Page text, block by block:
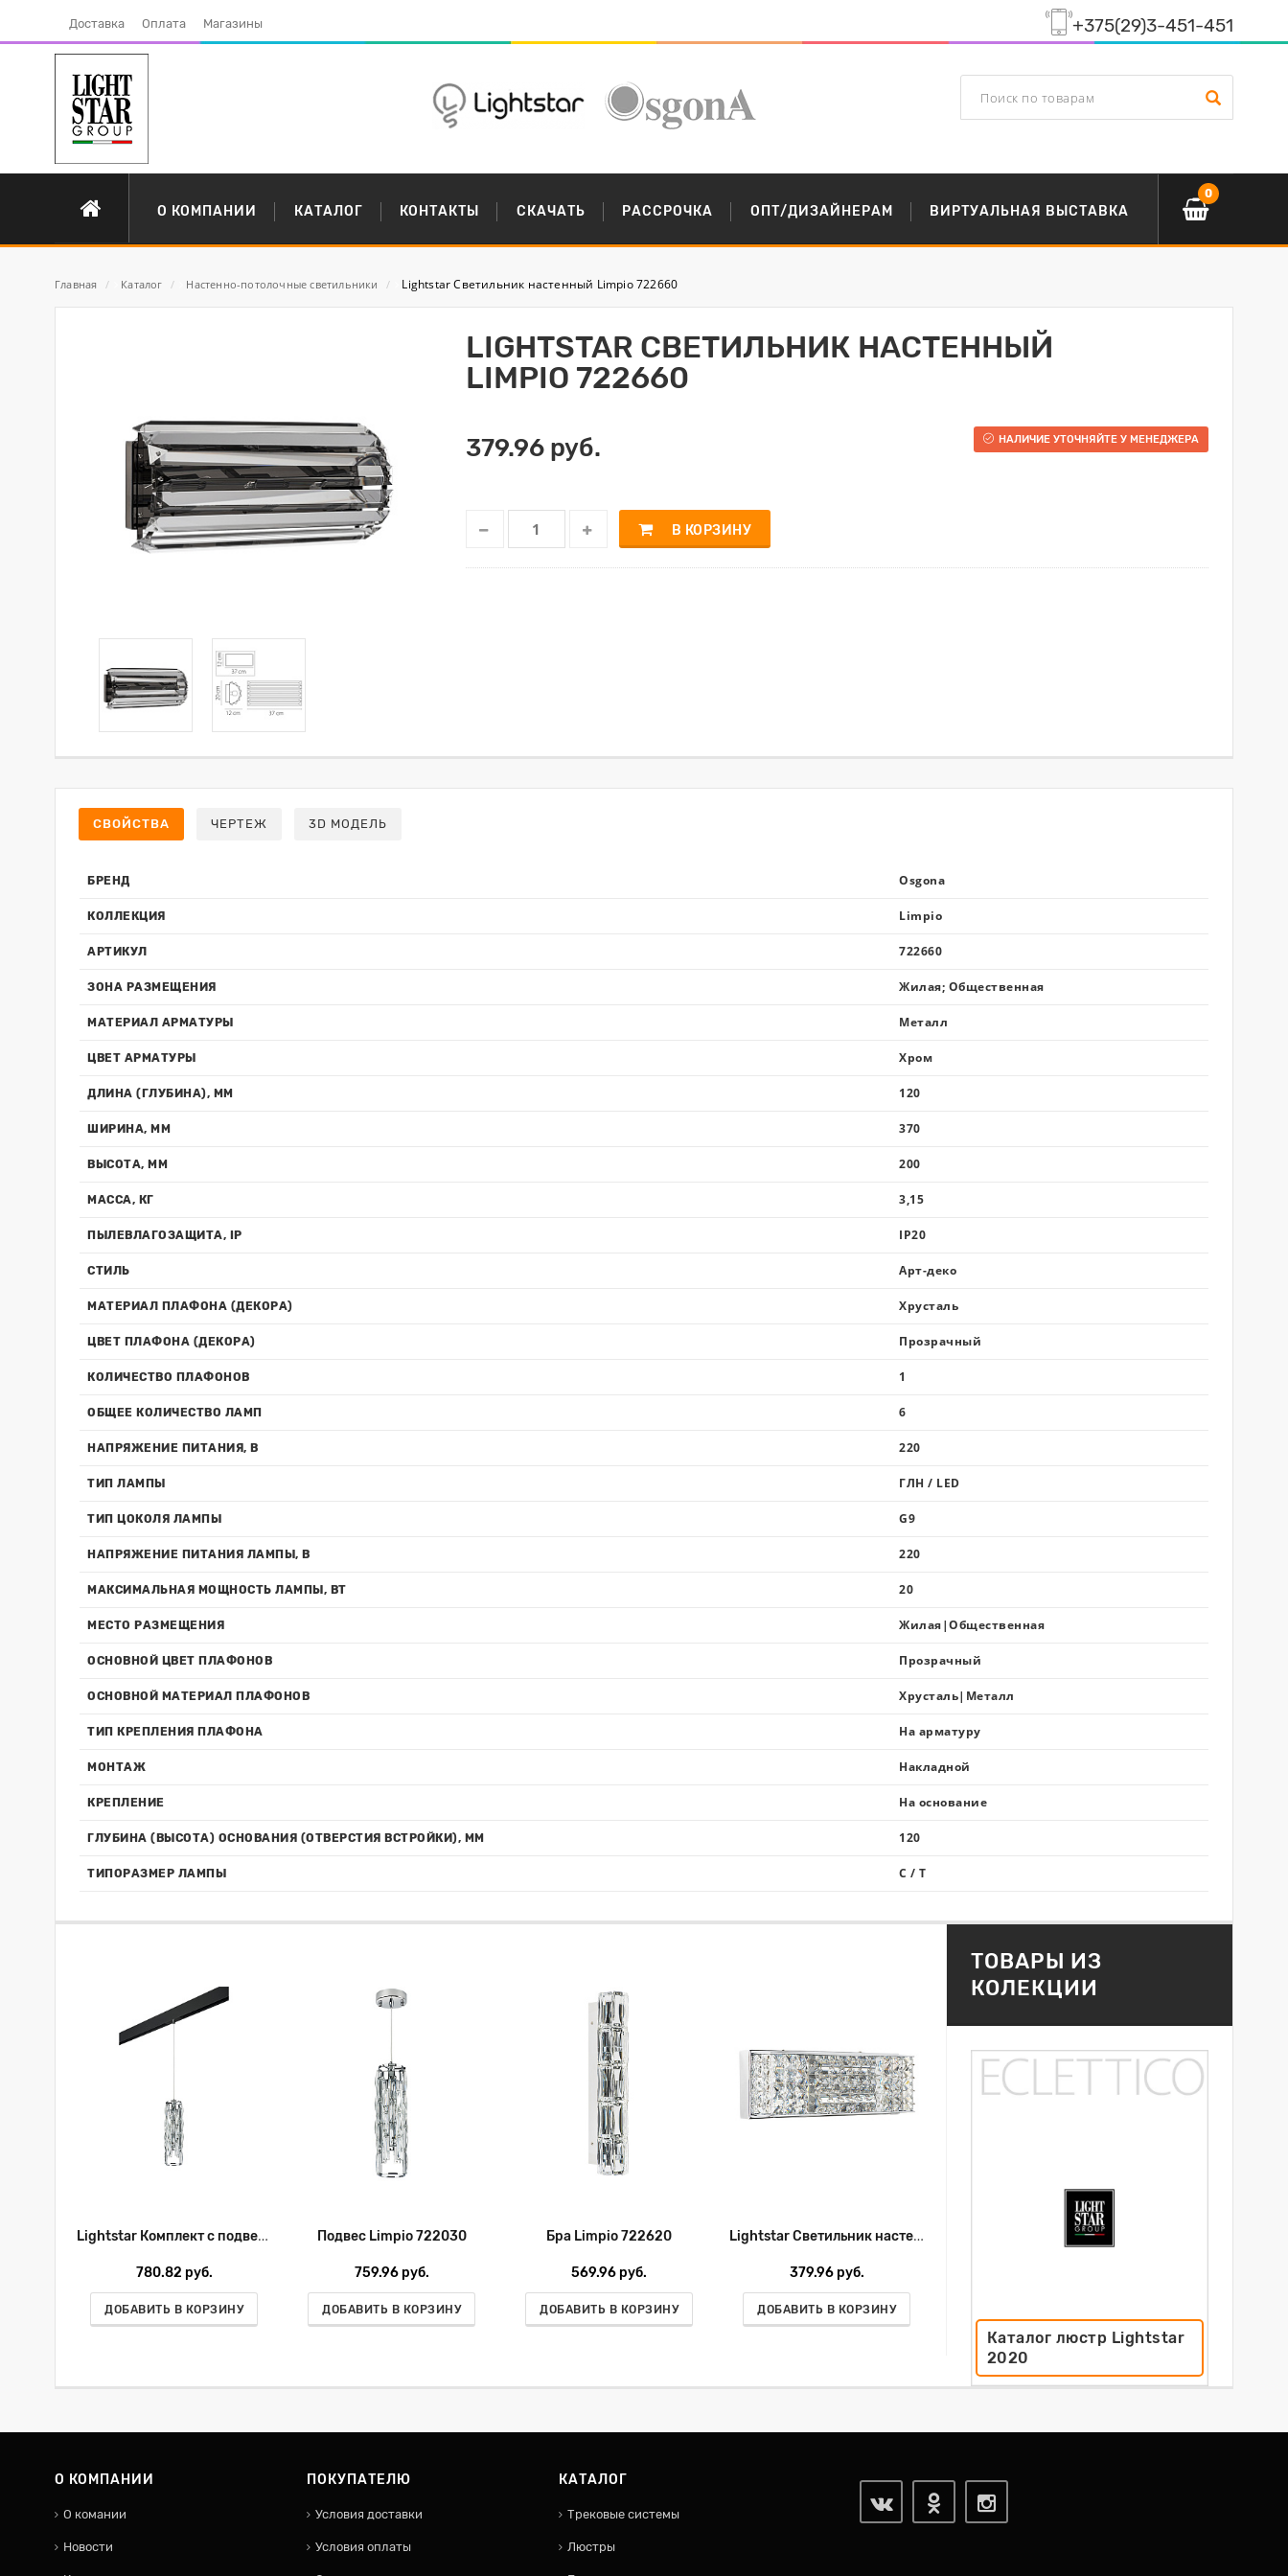
Доставка Оплата Магазины +375(29)3-451-451
О КОМПАНИИ КАТАЛОГ КОНТАКТЫ СКАЧАТЬ РАССРОЧКА ОПТ/ДИЗАЙНЕРАМ ВИРТУАЛЬНАЯ ВЫСТАВКА
0
Главная / Каталог / Настенно-потолочные светильники / Lightstar Светильник настенный Limpio 722660
LIGHTSTAR СВЕТИЛЬНИК НАСТЕННЫЙ
LIMPIO 722660
379.96 руб. НАЛИЧИЕ УТОЧНЯЙТЕ У МЕНЕДЖЕРА
В КОРЗИНУ
СВОЙСТВА ЧЕРТЕЖ 3D МОДЕЛЬ
БРЕНД Osgona
КОЛЛЕКЦИЯ Limpio
АРТИКУЛ 722660
ЗОНА РАЗМЕЩЕНИЯ Жилая; Общественная
МАТЕРИАЛ АРМАТУРЫ Металл
ЦВЕТ АРМАТУРЫ Хром
ДЛИНА (ГЛУБИНА), ММ 120
ШИРИНА, ММ 370
ВЫСОТА, ММ 200
МАССА, КГ 3,15
ПЫЛЕВЛАГОЗАЩИТА, IP IP20
СТИЛЬ Арт-деко
МАТЕРИАЛ ПЛАФОНА (ДЕКОРА) Хрусталь
ЦВЕТ ПЛАФОНА (ДЕКОРА) Прозрачный
КОЛИЧЕСТВО ПЛАФОНОВ 1
ОБЩЕЕ КОЛИЧЕСТВО ЛАМП 6
НАПРЯЖЕНИЕ ПИТАНИЯ, В 220
ТИП ЛАМПЫ ГЛН / LED
ТИП ЦОКОЛЯ ЛАМПЫ G9
НАПРЯЖЕНИЕ ПИТАНИЯ ЛАМПЫ, В 220
МАКСИМАЛЬНАЯ МОЩНОСТЬ ЛАМПЫ, ВТ 20
МЕСТО РАЗМЕЩЕНИЯ Жилая|Общественная
ОСНОВНОЙ ЦВЕТ ПЛАФОНОВ Прозрачный
ОСНОВНОЙ МАТЕРИАЛ ПЛАФОНОВ Хрусталь|Металл
ТИП КРЕПЛЕНИЯ ПЛАФОНА На арматуру
МОНТАЖ Накладной
КРЕПЛЕНИЕ На основание
ГЛУБИНА (ВЫСОТА) ОСНОВАНИЯ (ОТВЕРСТИЯ ВСТРОЙКИ), ММ 120
ТИПОРАЗМЕР ЛАМПЫ C / T
ТОВАРЫ ИЗ
КОЛЕКЦИИ
Каталог люстр Lightstar
2020
Lightstar Комплект с подвесом Limpio для трека PRO Limpio PRO722030
780.82 руб.
ДОБАВИТЬ В КОРЗИНУ
Подвес Limpio 722030
759.96 руб.
ДОБАВИТЬ В КОРЗИНУ
Бра Limpio 722620
569.96 руб.
ДОБАВИТЬ В КОРЗИНУ
Lightstar Светильник настенный Limpio 722640
379.96 руб.
ДОБАВИТЬ В КОРЗИНУ
О КОМПАНИИ
О комании
Новости
ПОКУПАТЕЛЮ
Условия доставки
Условия оплаты
КАТАЛОГ
Трековые системы
Люстры